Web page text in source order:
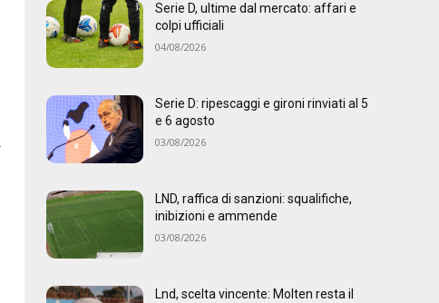
Serie D, ultime dal mercato: affari e
colpi ufficiali
04/08/2026
Serie D: ripescaggi e gironi rinviati al 5
e 6 agosto
03/08/2026
LND, raffica di sanzioni: squalifiche,
inibizioni e ammende
03/08/2026
Lnd, scelta vincente: Molten resta il